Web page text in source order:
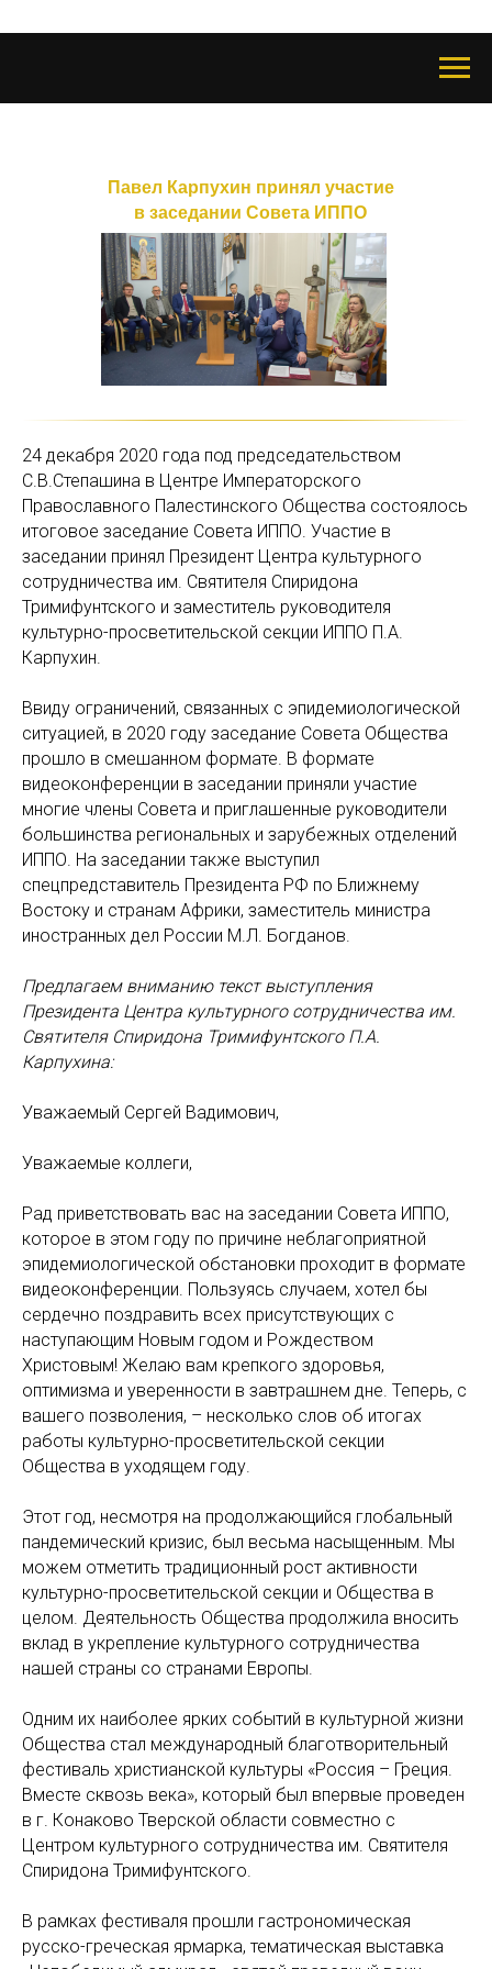
Павел Карпухин принял участие
в заседании Совета ИППO
24 декабря 2020 года под председательством
С.В.Степашина в Центре Императорского
Православного Палестинского Общества состоялось
итоговое заседание Совета ИППО. Участие в
заседании принял Президент Центра культурного
сотрудничества им. Святителя Спиридона
Тримифунтского и заместитель руководителя
культурно-просветительской секции ИППО П.А.
Карпухин.
Ввиду ограничений, связанных с эпидемиологической
ситуацией, в 2020 году заседание Совета Общества
прошло в смешанном формате. В формате
видеоконференции в заседании приняли участие
многие члены Совета и приглашенные руководители
большинства региональных и зарубежных отделений
ИППО. На заседании также выступил
спецпредставитель Президента РФ по Ближнему
Востоку и странам Африки, заместитель министра
иностранных дел России М.Л. Богданов.
Предлагаем вниманию текст выступления
Президента Центра культурного сотрудничества им.
Святителя Спиридона Тримифунтского П.А.
Карпухина:
Уважаемый Сергей Вадимович,
Уважаемые коллеги,
Рад приветствовать вас на заседании Совета ИППО,
которое в этом году по причине неблагоприятной
эпидемиологической обстановки проходит в формате
видеоконференции. Пользуясь случаем, хотел бы
сердечно поздравить всех присутствующих с
наступающим Новым годом и Рождеством
Христовым! Желаю вам крепкого здоровья,
оптимизма и уверенности в завтрашнем дне. Теперь, с
вашего позволения, – несколько слов об итогах
работы культурно-просветительской секции
Общества в уходящем году.
Этот год, несмотря на продолжающийся глобальный
пандемический кризис, был весьма насыщенным. Мы
можем отметить традиционный рост активности
культурно-просветительской секции и Общества в
целом. Деятельность Общества продолжила вносить
вклад в укрепление культурного сотрудничества
нашей страны со странами Европы.
Одним их наиболее ярких событий в культурной жизни
Общества стал международный благотворительный
фестиваль христианской культуры «Россия – Греция.
Вместе сквозь века», который был впервые проведен
в г. Конаково Тверской области совместно с
Центром культурного сотрудничества им. Святителя
Спиридона Тримифунтского.
В рамках фестиваля прошли гастрономическая
русско-греческая ярмарка, тематическая выставка